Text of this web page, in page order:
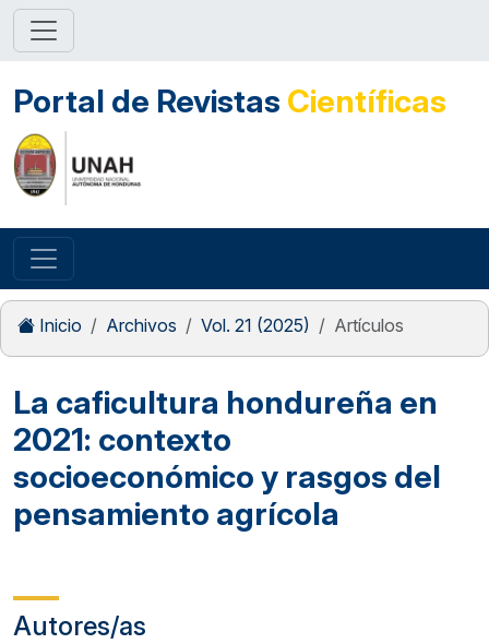
Portal de Revistas Científicas
Inicio Archivos Vol. 21 (2025) Artículos
La caficultura hondureña en
2021: contexto
socioeconómico y rasgos del
pensamiento agrícola
Autores/as